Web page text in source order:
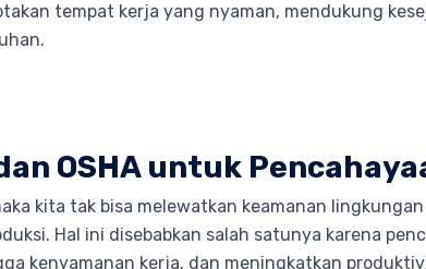
tempat kerja yang nyaman, mendukung
OSHA untuk
kita tak bisa melewatkan keamanan
Hal ini disebabkan salah satunya karena
kenyamanan kerja, dan meningkatkan